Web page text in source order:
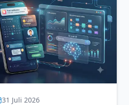
31 Juli 2026